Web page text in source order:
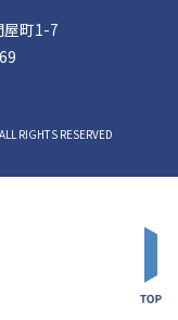
屋町1-7
RIGHTS RESERVED